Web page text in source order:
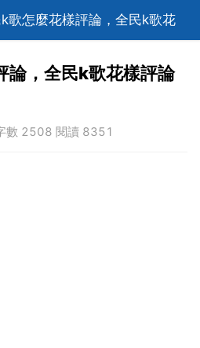
歌怎麼花樣評論，全民k歌花
論，全民k歌花樣評論
2508 閱讀 8351